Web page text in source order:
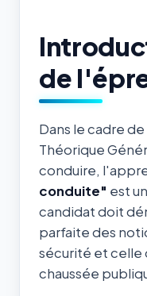
de
Dans le cadre
Théorique
conduire,
conduite" est
candidat doit
parfaite des
sécurité et celle
chaussée